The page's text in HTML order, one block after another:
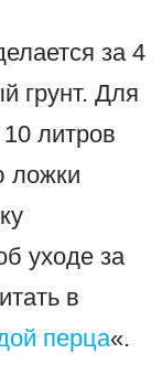
за 4
грунт. Для
литров
ложки
уходе за
в
перца«.